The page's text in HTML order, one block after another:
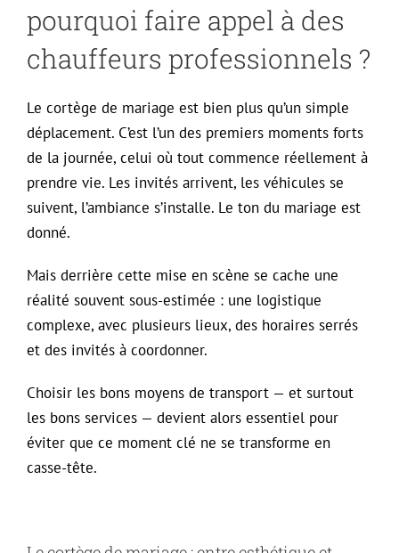
pourquoi faire appel à des
chauffeurs professionnels ?
Le cortège de mariage est bien plus qu’un simple
déplacement. C’est l’un des premiers moments forts
de la journée, celui où tout commence réellement à
prendre vie. Les invités arrivent, les véhicules se
suivent, l’ambiance s’installe. Le ton du mariage est
donné.
Mais derrière cette mise en scène se cache une
réalité souvent sous-estimée : une logistique
complexe, avec plusieurs lieux, des horaires serrés
et des invités à coordonner.
Choisir les bons moyens de transport — et surtout
les bons services — devient alors essentiel pour
éviter que ce moment clé ne se transforme en
casse-tête.